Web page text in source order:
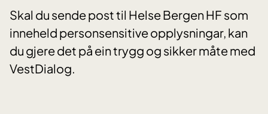
Skal du sende post til Helse Bergen HF som
inneheld personsensitive opplysningar, kan
du gjere det på ein trygg og sikker måte med
VestDialog.